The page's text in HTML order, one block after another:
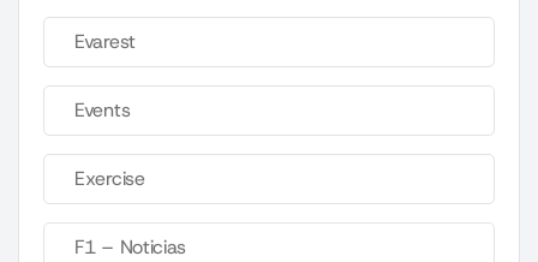
Evarest
Events
Exercise
F1 – Noticias